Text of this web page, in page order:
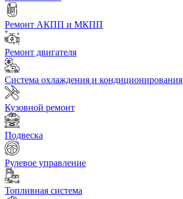
Ремонт АКПП и МКПП
Ремонт двигателя
Система охлаждения и кондиционирования
Кузовной ремонт
Подвеска
Рулевое управление
Топливная система